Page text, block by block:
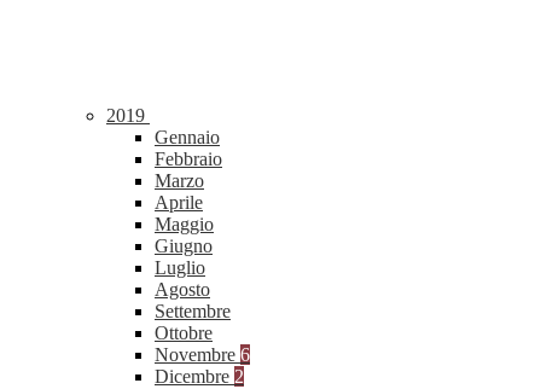
2019
Gennaio
Febbraio
Marzo
Aprile
Maggio
Giugno
Luglio
Agosto
Settembre
Ottobre
Novembre 6
Dicembre 2